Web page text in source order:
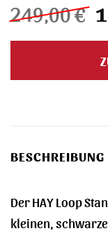
249,00€
BESCHREIBUNG
Der HAY Loop
kleinen,